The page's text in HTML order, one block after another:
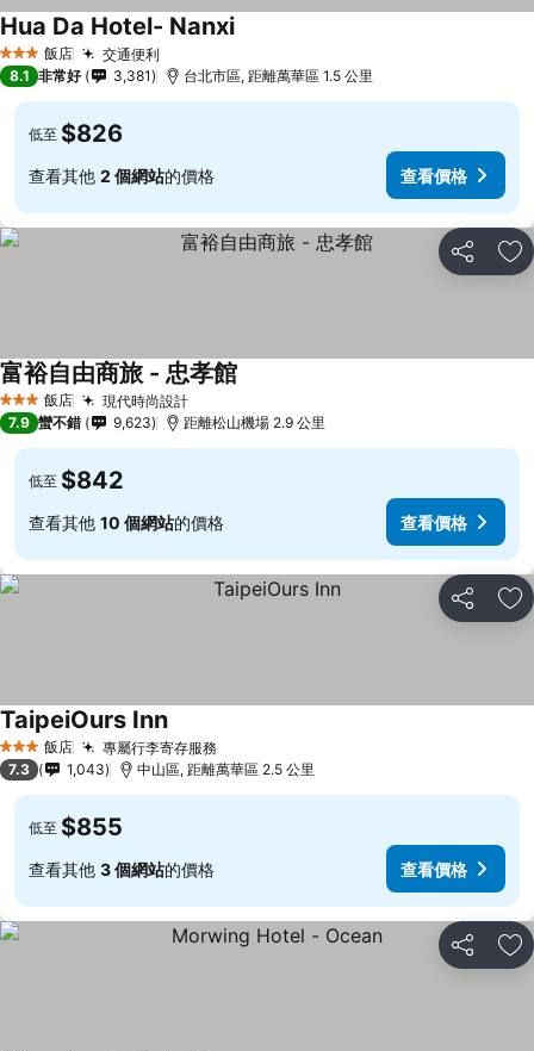
3 星級 飯店 交通便利
Hua Da Hotel- Nanxi
8.1 非常好 3,381 台北市區, 距離萬華區 1.5 公里
低至 $826
查看其他 2 個網站的價格 查看價格
分享 加
3 星級 飯店 現代時尚設計
富裕自由商旅 - 忠孝館
7.9 蠻不錯 9,623 距離松山機場 2.9 公里
低至 $842
查看其他 10 個網站的價格 查看價格
分享 加
3 星級 飯店 專屬行李寄存服務
TaipeiOurs Inn
7.3 1,043 中山區, 距離萬華區 2.5 公里
低至 $855
查看其他 3 個網站的價格 查看價格
分享 加